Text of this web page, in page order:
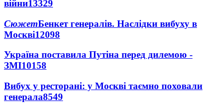
війни13329
СюжетБенкет генералів. Наслідки вибуху в
Москві12098
Україна поставила Путіна перед дилемою -
ЗМІ10158
Вибух у ресторані: у Москві таємно поховали
генерала8549